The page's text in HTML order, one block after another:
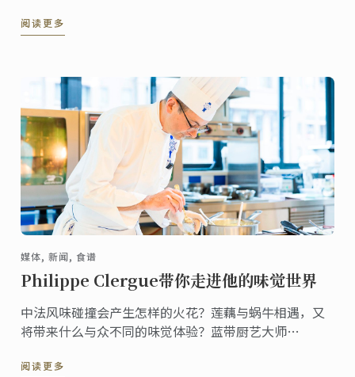
工作中都受益匪浅。 “我觉得蓝带的精神就是传统、卓
的诠释。
阅读更多
媒体, 新闻, 食谱
Philippe Clergue带你走进他的味觉世界
中法风味碰撞会产生怎样的火花？莲藕与蜗牛相遇，又
将带来什么与众不同的味觉体验？蓝带厨艺大师
了不少功夫。今天这道中法料理定不会让你失望。
阅读更多